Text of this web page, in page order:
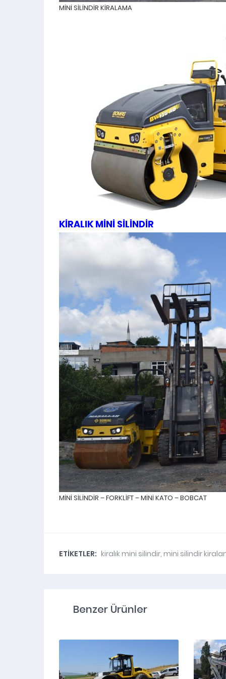
MİNİ SİLİNDİR KİRALAMA
KİRALIK MİNİ SİLİNDİR
MİNİ SİLİNDİR – FORKLİFT – MİNİ KATO – BOBCAT
ETİKETLER: kiralık mini silindir, mini silindir
Benzer Ürünler